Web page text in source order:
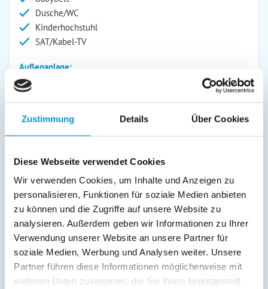
Zustimmung Details Über Cookies
Diese Webseite verwendet Cookies
Wir verwenden Cookies, um Inhalte und Anzeigen zu
personalisieren, Funktionen für soziale Medien anbieten
zu können und die Zugriffe auf unsere Website zu
analysieren. Außerdem geben wir Informationen zu Ihrer
Verwendung unserer Website an unsere Partner für
soziale Medien, Werbung und Analysen weiter. Unsere
Partner führen diese Informationen möglicherweise mit
weiteren Daten zusammen, die Sie ihnen bereitgestellt
Dusche/WC
Kinderhochstuhl
SAT/Kabel-TV
Außenanlage:
Grill
Gartenstühle
Kinderspielplatz
Service:
Geschirrtücher inkl.
Verpflegung:
Beschreibung